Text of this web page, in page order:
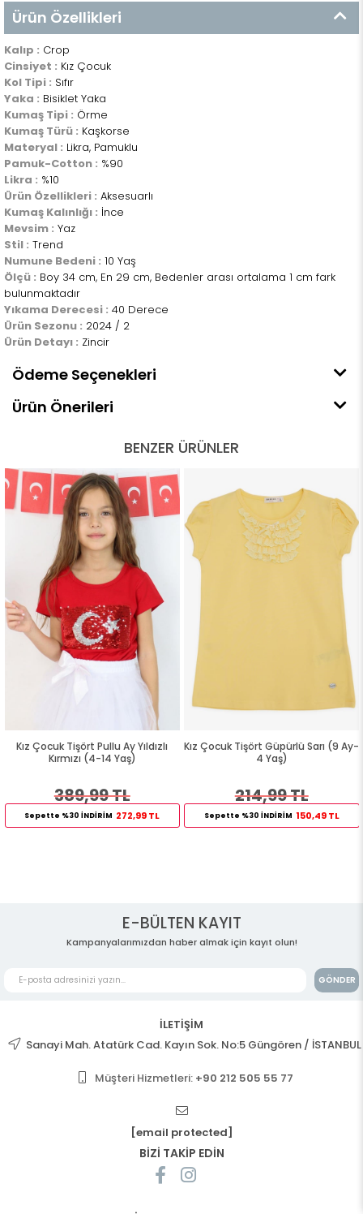
Ürün Özellikleri
Kalıp : Crop
Cinsiyet : Kız Çocuk
Kol Tipi : Sıfır
Yaka : Bisiklet Yaka
Kumaş Tipi : Örme
Kumaş Türü : Kaşkorse
Materyal : Likra, Pamuklu
Pamuk-Cotton : %90
Likra : %10
Ürün Özellikleri : Aksesuarlı
Kumaş Kalınlığı : İnce
Mevsim : Yaz
Stil : Trend
Numune Bedeni : 10 Yaş
Ölçü : Boy 34 cm, En 29 cm, Bedenler arası ortalama 1 cm fark
bulunmaktadır
Yıkama Derecesi : 40 Derece
Ürün Sezonu : 2024 / 2
Ürün Detayı : Zincir
Ödeme Seçenekleri
Ürün Önerileri
BENZER ÜRÜNLER
Kız Çocuk Tişört Pullu Ay Yıldızlı
Kırmızı (4-14 Yaş)
389,99 TL
Sepette %30 İNDİRİM 272,99 TL
Kız Çocuk Tişört Güpürlü Sarı (9 Ay-
4 Yaş)
214,99 TL
Sepette %30 İNDİRİM 150,49 TL
E-BÜLTEN KAYIT
Kampanyalarımızdan haber almak için kayıt olun!
GÖNDER
İLETİŞİM
Sanayi Mah. Atatürk Cad. Kayın Sok. No:5 Güngören / İSTANBUL
Müşteri Hizmetleri: +90 212 505 55 77
[email protected]
BİZİ TAKİP EDİN